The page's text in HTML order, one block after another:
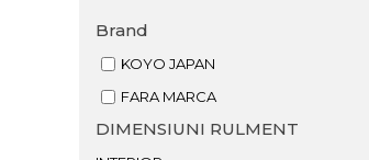
Brand
KOYO JAPAN
FARA MARCA
DIMENSIUNI RULMENT